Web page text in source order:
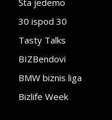
Šta jedemo
30 ispod 30
Tasty Talks
BIZBendovi
BMW biznis liga
Bizlife Week